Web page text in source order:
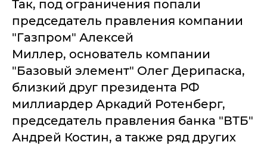
Так, под ограничения попали
председатель правления компании
"Газпром" Алексей
Миллер, основатель компании
"Базовый элемент" Олег Дерипаска,
близкий друг президента РФ
миллиардер Аркадий Ротенберг,
председатель правления банка "ВТБ"
Андрей Костин, а также ряд других